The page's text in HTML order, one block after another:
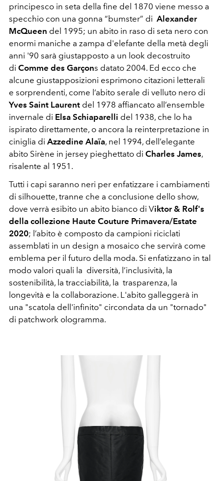
principesco in seta della fine del 1870 viene messo a
specchio con una gonna “bumster” di Alexander
McQueen del 1995; un abito in raso di seta nero con
enormi maniche a zampa d'elefante della metà degli
anni '90 sarà giustapposto a un look decostruito
di Comme des Garçons datato 2004. Ed ecco che
alcune giustapposizioni esprimono citazioni letterali
e sorprendenti, come l‘abito serale di velluto nero di
Yves Saint Laurent del 1978 affiancato all’ensemble
invernale di Elsa Schiaparelli del 1938, che lo ha
ispirato direttamente, o ancora la reinterpretazione in
ciniglia di Azzedine Alaïa, nel 1994, dell’elegante
abito Sirène in jersey pieghettato di Charles James,
risalente al 1951.
Tutti i capi saranno neri per enfatizzare i cambiamenti
di silhouette, tranne che a conclusione dello show,
dove verrà esibito un abito bianco di Viktor & Rolf's
della collezione Haute Couture Primavera/Estate
2020; l’abito è composto da campioni riciclati
assemblati in un design a mosaico che servirà come
emblema per il futuro della moda. Si enfatizzano in tal
modo valori quali la diversità, l’inclusività, la
sostenibilità, la tracciabilità, la trasparenza, la
longevità e la collaborazione. L'abito galleggerà in
una "scatola dell'infinito" circondata da un "tornado"
di patchwork ologramma.